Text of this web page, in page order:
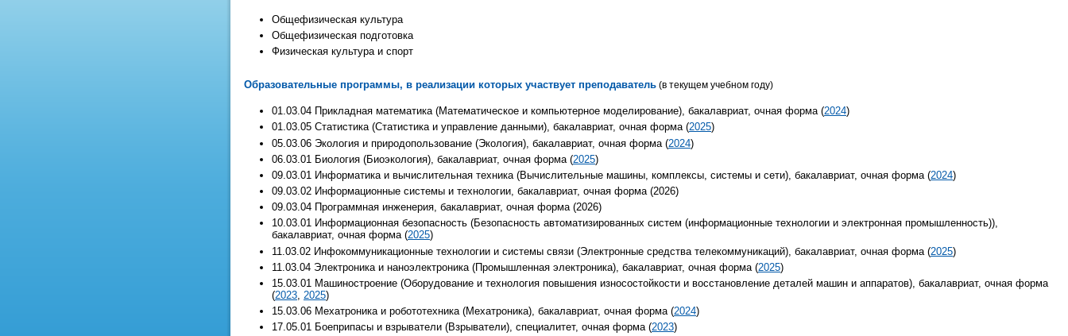
Общефизическая культура
Общефизическая подготовка
Физическая культура и спорт
Образовательные программы, в реализации которых участвует преподаватель (в текущем учебном году)
01.03.04 Прикладная математика (Математическое и компьютерное моделирование), бакалавриат, очная форма (2024)
01.03.05 Статистика (Статистика и управление данными), бакалавриат, очная форма (2025)
05.03.06 Экология и природопользование (Экология), бакалавриат, очная форма (2024)
06.03.01 Биология (Биоэкология), бакалавриат, очная форма (2025)
09.03.01 Информатика и вычислительная техника (Вычислительные машины, комплексы, системы и сети), бакалавриат, очная форма (2024)
09.03.02 Информационные системы и технологии, бакалавриат, очная форма (2026)
09.03.04 Программная инженерия, бакалавриат, очная форма (2026)
10.03.01 Информационная безопасность (Безопасность автоматизированных систем (информационные технологии и электронная промышленность)),
бакалавриат, очная форма (2025)
11.03.02 Инфокоммуникационные технологии и системы связи (Электронные средства телекоммуникаций), бакалавриат, очная форма (2025)
11.03.04 Электроника и наноэлектроника (Промышленная электроника), бакалавриат, очная форма (2025)
15.03.01 Машиностроение (Оборудование и технология повышения износостойкости и восстановление деталей машин и аппаратов), бакалавриат, очная форма
(2023 2025)
15.03.06 Мехатроника и робототехника (Мехатроника), бакалавриат, очная форма (2024)
17.05.01 Боеприпасы и взрыватели (Взрыватели), специалитет, очная форма (2023)